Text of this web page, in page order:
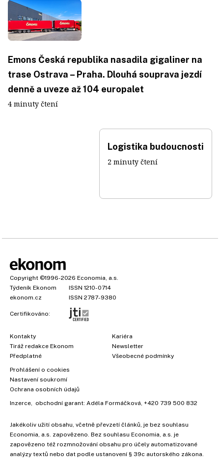
Emons Česká republika nasadila gigaliner na
trase Ostrava – Praha. Dlouhá souprava jezdí
denně a uveze až 104 europalet
4 minuty čtení
Logistika budoucnosti
2 minuty čtení
Copyright ©1996-2026 Economia, a.s.
Týdeník Ekonom
ISSN 1210-0714
ekonom.cz
ISSN 2787-9380
Certifikováno:
Kontakty
Tiráž redakce Ekonom
Předplatné
Kariéra
Newsletter
Všeobecné podmínky
Prohlášení o cookies
Nastavení soukromí
Ochrana osobních údajů
Inzerce , obchodní garant: Adéla Formáčková +420 739 500 832
Jakékoliv užití obsahu, včetně převzetí článků, je bez souhlasu
Economia, a.s. zapovězeno. Bez souhlasu Economia, a.s. je
zapovězeno též rozmnožování obsahu pro účely automatizované
analýzy textů nebo dat podle ustanovení § 39c autorského zákona.